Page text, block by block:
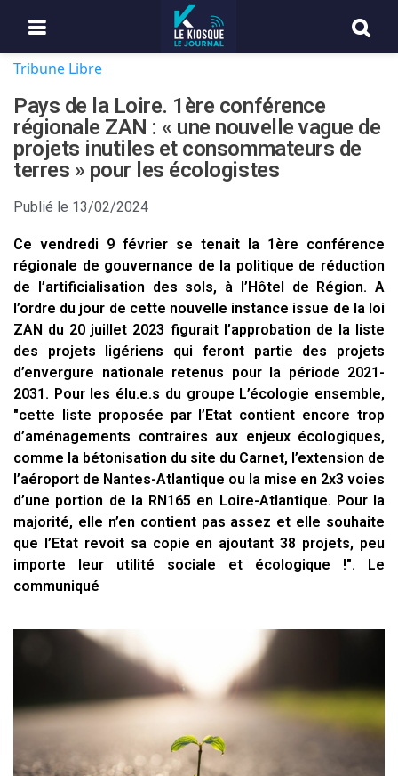
Tribune Libre
Pays de la Loire. 1ère conférence
régionale ZAN : « une nouvelle vague de
projets inutiles et consommateurs de
terres » pour les écologistes
Publié le 13/02/2024
Ce vendredi 9 février se tenait la 1ère conférence
régionale de gouvernance de la politique de réduction
de l’artificialisation des sols, à l’Hôtel de Région. A
l’ordre du jour de cette nouvelle instance issue de la loi
ZAN du 20 juillet 2023 figurait l’approbation de la liste
des projets ligériens qui feront partie des projets
d’envergure nationale retenus pour la période 2021-
2031. Pour les élu.e.s du groupe L’écologie ensemble,
"cette liste proposée par l’Etat contient encore trop
d’aménagements contraires aux enjeux écologiques,
comme la bétonisation du site du Carnet, l’extension de
l’aéroport de Nantes-Atlantique ou la mise en 2x3 voies
d’une portion de la RN165 en Loire-Atlantique. Pour la
majorité, elle n’en contient pas assez et elle souhaite
que l’Etat revoit sa copie en ajoutant 38 projets, peu
importe leur utilité sociale et écologique !". Le
communiqué